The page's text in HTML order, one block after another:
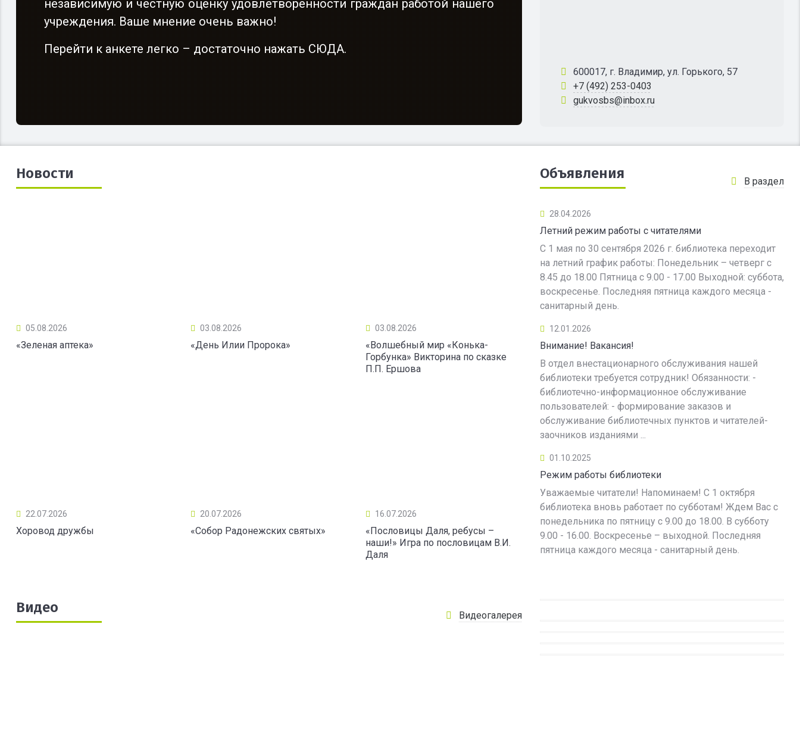
независимую и честную оценку удовлетворенности граждан работой нашего
учреждения. Ваше мнение очень важно!
Перейти к анкете легко – достаточно нажать СЮДА.
600017, г. Владимир, ул. Горького, 57
+7 (492) 253-0403
gukvosbs@inbox.ru
Новости
05.08.2026
«Зеленая аптека»
03.08.2026
«День Илии Пророка»
03.08.2026
«Волшебный мир «Конька-
Горбунка» Викторина по сказке
П.П. Ершова
22.07.2026
Хоровод дружбы
20.07.2026
«Собор Радонежских святых»
16.07.2026
«Пословицы Даля, ребусы –
наши!» Игра по пословицам В.И.
Даля
Объявления В раздел
28.04.2026
Летний режим работы с читателями
С 1 мая по 30 сентября 2026 г. библиотека переходит
на летний график работы: Понедельник – четверг с
8.45 до 18.00 Пятница с 9.00 - 17.00 Выходной: суббота,
воскресенье. Последняя пятница каждого месяца -
санитарный день.
12.01.2026
Внимание! Вакансия!
В отдел внестационарного обслуживания нашей
библиотеки требуется сотрудник! Обязанности: -
библиотечно-информационное обслуживание
пользователей: - формирование заказов и
обслуживание библиотечных пунктов и читателей-
заочников изданиями ...
01.10.2025
Режим работы библиотеки
Уважаемые читатели! Напоминаем! С 1 октября
библиотека вновь работает по субботам! Ждем Вас с
понедельника по пятницу с 9.00 до 18.00. В субботу
9.00 - 16.00. Воскресенье – выходной. Последняя
пятница каждого месяца - санитарный день.
Видео Видеогалерея